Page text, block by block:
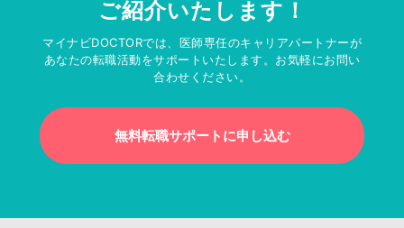
ご紹介いたします！
マイナビDOCTORでは、医師専任のキャリアパートナーが
あなたの転職活動をサポートいたします。お気軽にお問い
合わせください。
無料転職サポートに申し込む